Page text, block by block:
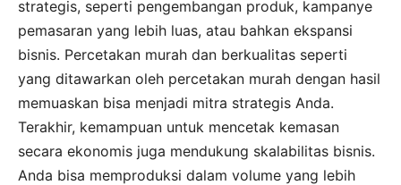
strategis, seperti pengembangan produk, kampanye
pemasaran yang lebih luas, atau bahkan ekspansi
bisnis. Percetakan murah dan berkualitas seperti
yang ditawarkan oleh percetakan murah dengan hasil
memuaskan bisa menjadi mitra strategis Anda.
Terakhir, kemampuan untuk mencetak kemasan
secara ekonomis juga mendukung skalabilitas bisnis.
Anda bisa memproduksi dalam volume yang lebih